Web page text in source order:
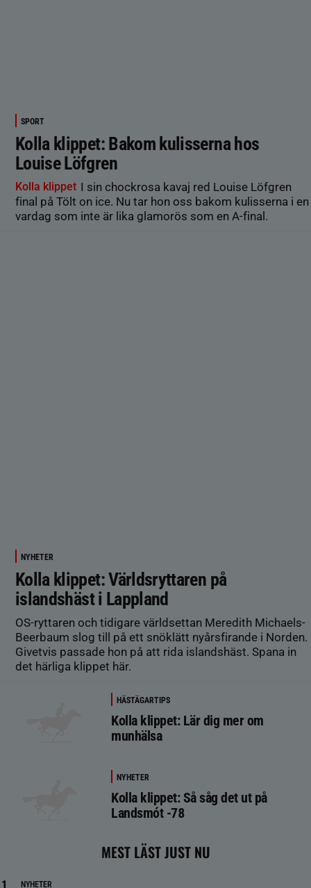
SPORT
Kolla klippet: Bakom kulisserna hos
Louise Löfgren
Kolla klippet I sin chockrosa kavaj red Louise Löfgren
final på Tölt on ice. Nu tar hon oss bakom kulisserna i en
vardag som inte är lika glamorös som en A-final.
NYHETER
Kolla klippet: Världsryttaren på
islandshäst i Lappland
OS-ryttaren och tidigare världsettan Meredith Michaels-
Beerbaum slog till på ett snöklätt nyårsfirande i Norden.
Givetvis passade hon på att rida islandshäst. Spana in
det härliga klippet här.
HÄSTÄGARTIPS
Kolla klippet: Lär dig mer om
munhälsa
NYHETER
Kolla klippet: Så såg det ut på
Landsmót -78
MEST LÄST JUST NU
NYHETER